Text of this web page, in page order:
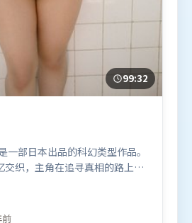
99:32
一部日本出品的科幻类型作品。
交织，主角在追寻真相的路上不
统一而富有实验感，配乐与画
和执导，刘德华、段奕宏、孙
演。影片于2021年10月27日